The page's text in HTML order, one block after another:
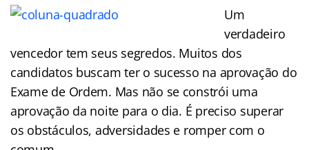
Um
verdadeiro
vencedor tem seus segredos. Muitos dos
candidatos buscam ter o sucesso na aprovação do
Exame de Ordem. Mas não se constrói uma
aprovação da noite para o dia. É preciso superar
os obstáculos, adversidades e romper com o